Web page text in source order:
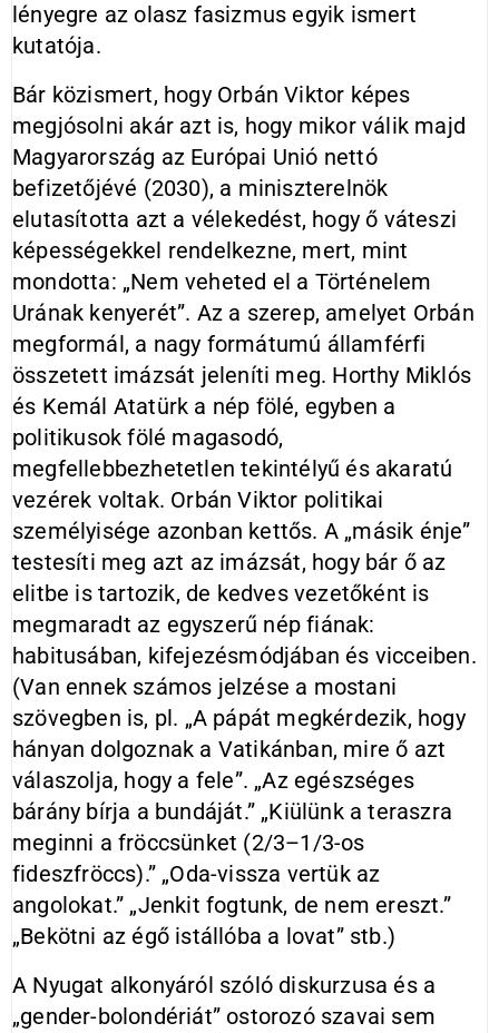
lényegre az olasz fasizmus egyik ismert
kutatója.
Bár közismert, hogy Orbán Viktor képes
megjósolni akár azt is, hogy mikor válik majd
Magyarország az Európai Unió nettó
befizetőjévé (2030), a miniszterelnök
elutasította azt a vélekedést, hogy ő váteszi
képességekkel rendelkezne, mert, mint
mondotta: „Nem veheted el a Történelem
Urának kenyerét”. Az a szerep, amelyet Orbán
megformál, a nagy formátumú államférfi
összetett imázsát jeleníti meg. Horthy Miklós
és Kemál Atatürk a nép fölé, egyben a
politikusok fölé magasodó,
megfellebbezhetetlen tekintélyű és akaratú
vezérek voltak. Orbán Viktor politikai
személyisége azonban kettős. A „másik énje”
testesíti meg azt az imázsát, hogy bár ő az
elitbe is tartozik, de kedves vezetőként is
megmaradt az egyszerű nép fiának:
habitusában, kifejezésmódjában és vicceiben.
(Van ennek számos jelzése a mostani
szövegben is, pl. „A pápát megkérdezik, hogy
hányan dolgoznak a Vatikánban, mire ő azt
válaszolja, hogy a fele”. „Az egészséges
bárány bírja a bundáját.” „Kiülünk a teraszra
meginni a fröccsünket (2/3–1/3-os
fideszfröccs).” „Oda-vissza vertük az
angolokat.” „Jenkit fogtunk, de nem ereszt.”
„Bekötni az égő istállóba a lovat” stb.)
A Nyugat alkonyáról szóló diskurzusa és a
„gender-bolondériát” ostorozó szavai sem